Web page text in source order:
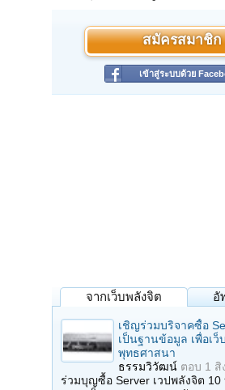
สมัครสมาชิก
เข้าสู่ระบบด้วย
จากเว็บพลังจิต อั
เชิญร่วมบริจาคซื้อ
เป็นฐานข้อมูล เพื่อเว็
พุทธศาสนา
ธรรมวิวัฒน์ ตอบ 1 สิ
ร่วมบุญซื้อ Server เวปพลังจิต 10